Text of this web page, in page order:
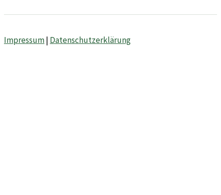
Impressum| Datenschutzerklärung